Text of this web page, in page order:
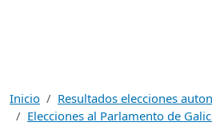
Inicio
Resultados elecciones
Elecciones al Parlamento de